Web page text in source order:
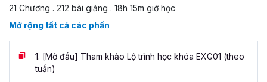
21 Chương . 212 bài giảng . 18h 15m giờ học
Mở rộng tất cả các phần
1. [Mở đầu] Tham khảo Lộ trình học khóa EXG01 (theo
tuần)